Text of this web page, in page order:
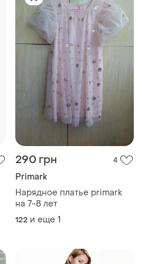
290 грн 4
Primark
Нарядное платье primark
на 7-8 лет
122 и еще 1